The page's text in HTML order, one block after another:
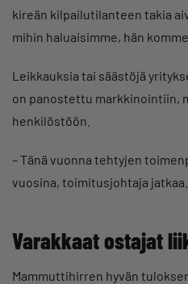
kireän kilpailutilanteen takia
mihin haluaisimme, hän
Leikkauksia tai säästöjä
on panostettu markkinointiin,
henkilöstöön.
– Tänä vuonna tehtyjen
vuosina, toimitusjohtaja jatkaa.
Varakkaat ostajat
Mammuttihirren hyvän